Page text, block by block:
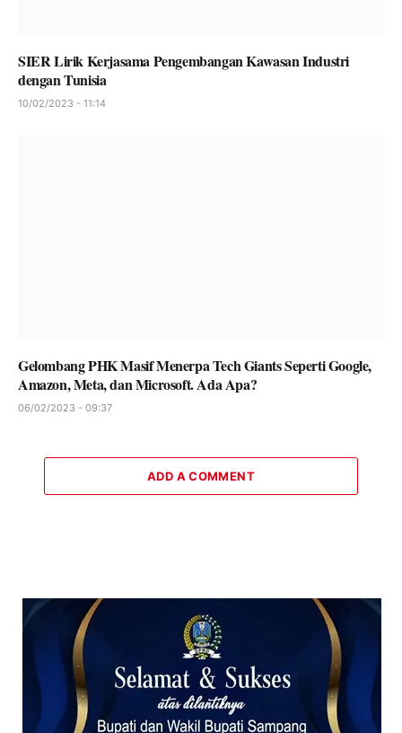
SIER Lirik Kerjasama Pengembangan Kawasan Industri
dengan Tunisia
10/02/2023 - 11:14
Gelombang PHK Masif Menerpa Tech Giants Seperti Google,
Amazon, Meta, dan Microsoft. Ada Apa?
06/02/2023 - 09:37
ADD A COMMENT